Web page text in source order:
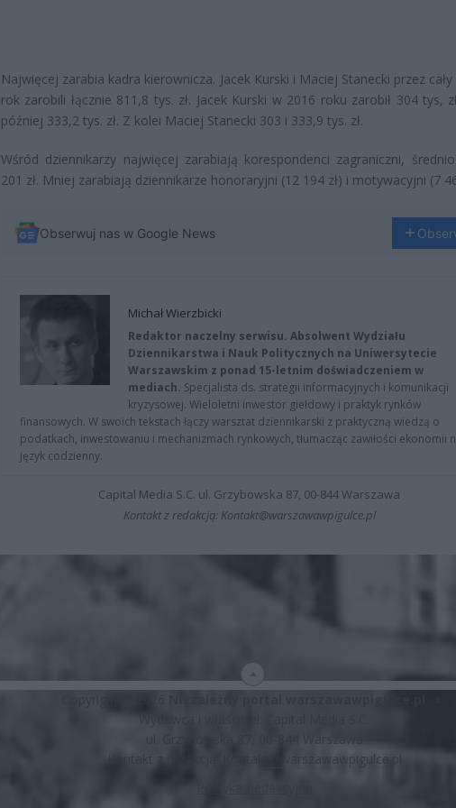
Najwięcej zarabia kadra kierownicza. Jacek Kurski i Maciej Stanecki przez cały
rok zarobili łącznie 811,8 tys. zł. Jacek Kurski w 2016 roku zarobił 304 tys,
później 333,2 tys. zł. Z kolei Maciej Stanecki 303 i 333,9 tys. zł.
Wśród dziennikarzy najwięcej zarabiają korespondenci zagraniczni,
201 zł. Mniej zarabiają dziennikarze honoraryjni (12 194 zł) i motywacyjni (7
Obserwuj nas w Google News
Michał Wierzbicki
Redaktor naczelny serwisu. Absolwent Wydziału
Dziennikarstwa i Nauk Politycznych na Uniwersytecie
Warszawskim z ponad 15-letnim doświadczeniem w
mediach. Specjalista ds. strategii informacyjnych i komunikacji
kryzysowej. Wieloletni inwestor giełdowy i praktyk rynków
finansowych. W swoich tekstach łączy warsztat dziennikarski z praktyczną wiedzą o
podatkach, inwestowaniu i mechanizmach rynkowych, tłumacząc zawiłości ekonomii
język codzienny.
Capital Media S.C. ul. Grzybowska 87, 00-844 Warszawa
Kontakt z redakcją: Kontakt@warszawawpigulce.pl
Kontakt z redakcją:
Kontakt@warszawawpigulce.pl